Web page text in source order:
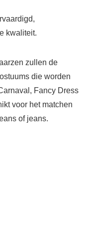
kwaliteit.
zullen de
die worden
Fancy Dress
voor het matchen
of jeans.